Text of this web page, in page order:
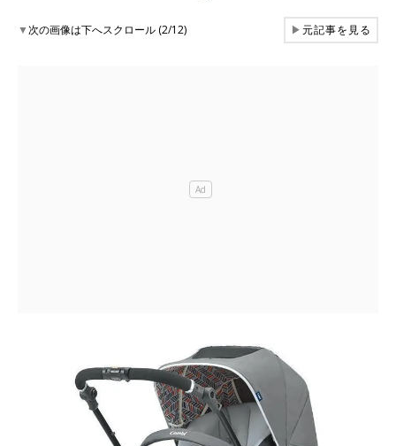
▼次の画像は下へスクロール (2/12) ▶元記事を見る